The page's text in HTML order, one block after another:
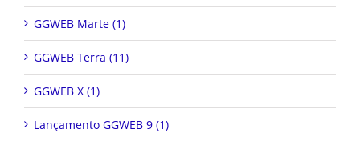
GGWEB Marte (1)
GGWEB Terra (11)
GGWEB X (1)
Lançamento GGWEB 9 (1)